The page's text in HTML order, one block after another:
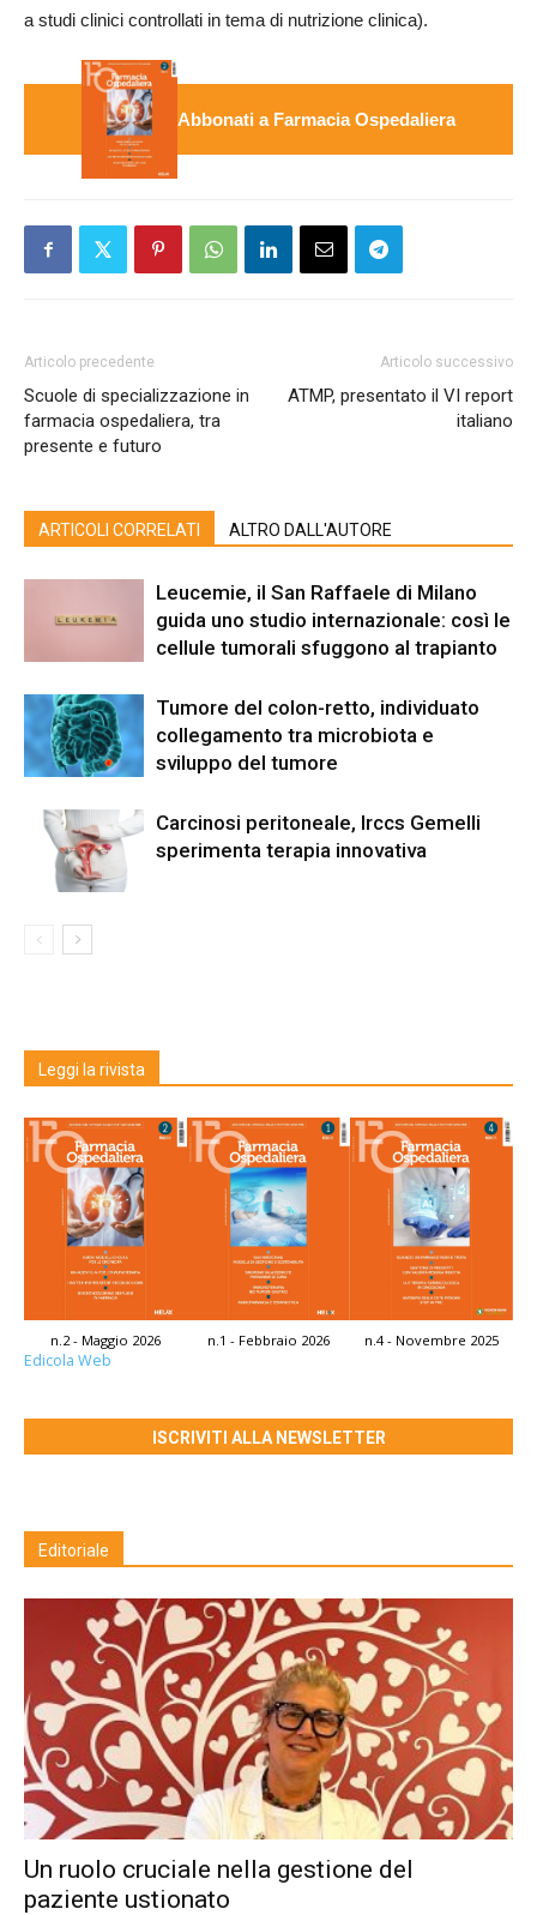
a studi clinici controllati in tema di nutrizione clinica).
Abbonati a Farmacia Ospedaliera
Articolo precedente
Scuole di specializzazione in
farmacia ospedaliera, tra
presente e futuro
Articolo successivo
ATMP, presentato il VI report
italiano
ARTICOLI CORRELATI ALTRO DALL'AUTORE
Leucemie, il San Raffaele di Milano
guida uno studio internazionale: così le
cellule tumorali sfuggono al trapianto
Tumore del colon-retto, individuato
collegamento tra microbiota e
sviluppo del tumore
Carcinosi peritoneale, Irccs Gemelli
sperimenta terapia innovativa
Leggi la rivista
n.2 - Maggio 2026 n.1 - Febbraio 2026 n.4 - Novembre 2025
Edicola Web
ISCRIVITI ALLA NEWSLETTER
Editoriale
Un ruolo cruciale nella gestione del
paziente ustionato